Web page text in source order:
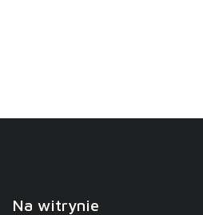
Na witrynie